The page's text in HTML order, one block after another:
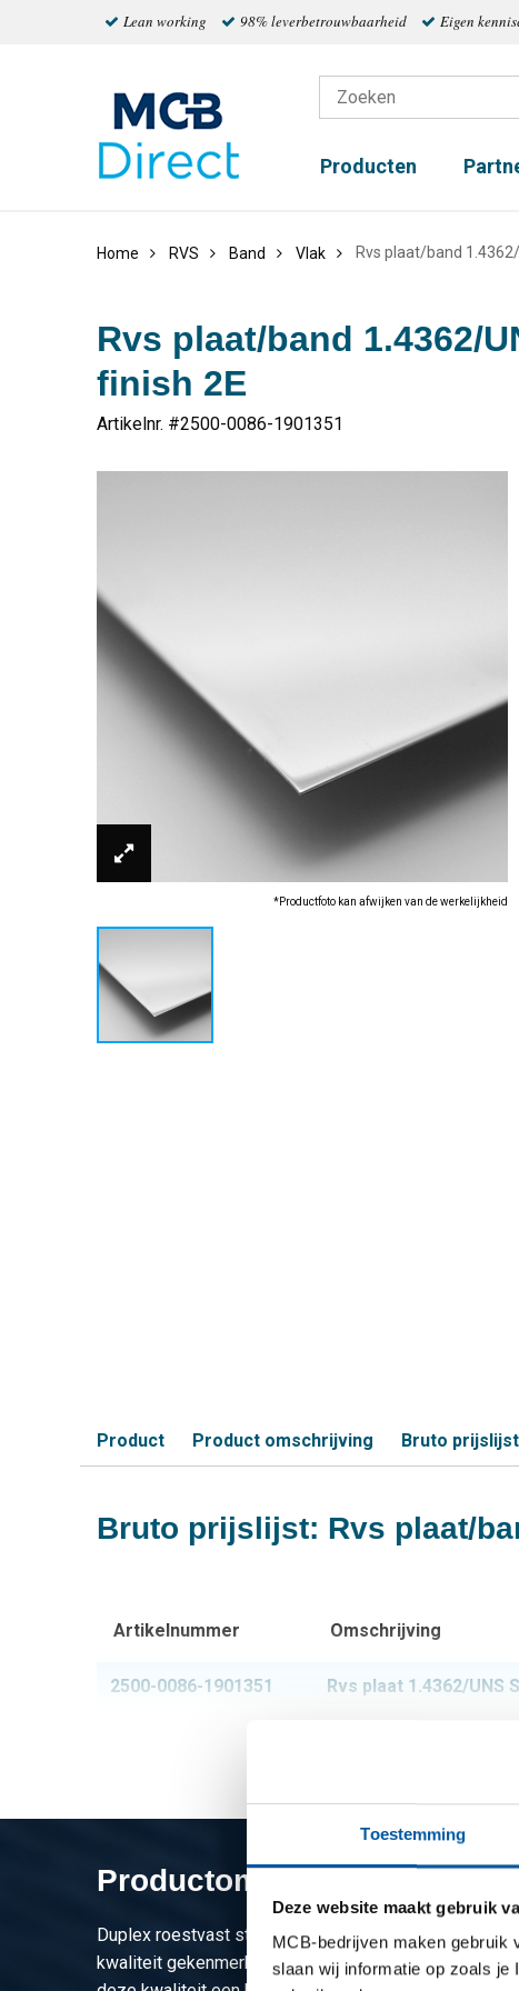
Toestemming
Deze website maakt gebruik
MCB-bedrijven maken gebruik
slaan wij informatie op zoals
Lean working 98% leverbetrouwbaarheid Eigen
Producten
Home RVS Band Vlak Rvs plaat/band
Rvs plaat/band 1.4362/
finish 2E
Artikelnr. #2500-0086-1901351
*Productfoto kan afwijken van de werkelijkheid
Product Product omschrijving Bruto prijslijst
Bruto prijslijst: Rvs plaat/
Artikelnummer Omschrijving
2500-0086-1901351 Rvs plaat 1.4362/UNS
Productomschrijving
Duplex roestvast staal. Ten opzichte van de kwaliteit
kwaliteit gekenmerkt door een hoger percentage